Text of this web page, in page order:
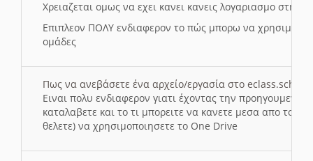
Χρειαζεται ομως να εχει κανει κανεις λογαριασμο στη
Επιπλεον ΠΟΛΥ ενδιαφερον το πώς μπορω να
ομάδες
Πως να ανεβάσετε ένα αρχείο/εργασία στο eclass.sch.gr
Ειναι πολυ ενδιαφερον γιατι έχοντας την
καταλαβετε και το τι μπορειτε να κανετε μεσα απο το
θελετε) να χρησιμοποιησετε το One Drive